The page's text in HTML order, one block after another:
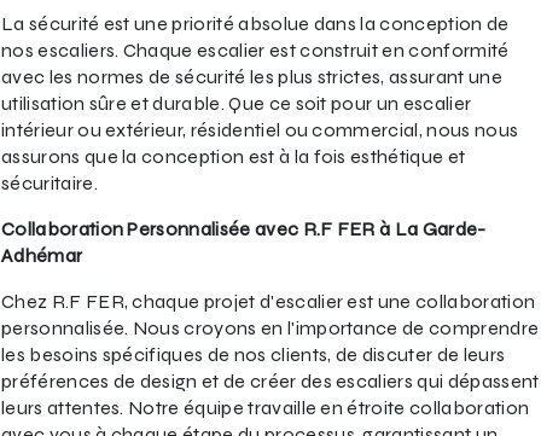
La sécurité est une priorité absolue dans la conception de
nos escaliers. Chaque escalier est construit en conformité
avec les normes de sécurité les plus strictes, assurant une
utilisation sûre et durable. Que ce soit pour un escalier
intérieur ou extérieur, résidentiel ou commercial, nous nous
assurons que la conception est à la fois esthétique et
sécuritaire.
Collaboration Personnalisée avec R.F FER à La Garde-
Adhémar
Chez R.F FER, chaque projet d'escalier est une collaboration
personnalisée. Nous croyons en l'importance de comprendre
les besoins spécifiques de nos clients, de discuter de leurs
préférences de design et de créer des escaliers qui dépassent
leurs attentes. Notre équipe travaille en étroite collaboration